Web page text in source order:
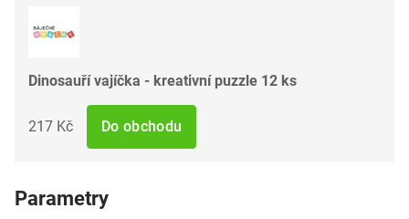
Dinosauří vajíčka - kreativní puzzle 12 ks
217 Kč Do obchodu
Parametry